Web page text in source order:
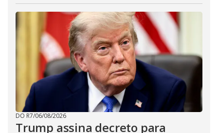
DO R7/06/08/2026
Trump assina decreto para